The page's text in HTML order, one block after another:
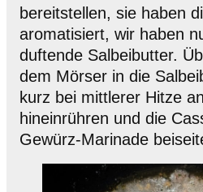
bereitstellen, sie haben
aromatisiert, wir haben
duftende Salbeibutter.
dem Mörser in die
kurz bei mittlerer Hitze
hineinrühren und die
Gewürz-Marinade